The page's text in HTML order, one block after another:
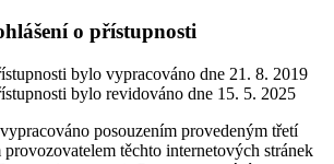
o přístupnosti
bylo vypracováno dne 21. 8. 2019
bylo revidováno dne 15. 5. 2025
posouzením provedeným třetí
těchto internetových stránek